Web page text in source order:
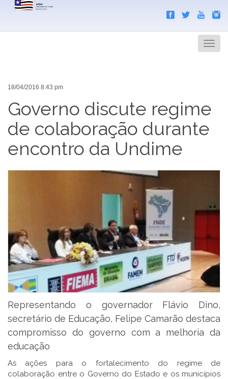
Menu
18/04/2016 8:43 pm
Governo discute regime
de colaboração durante
encontro da Undime
Representando o governador Flávio Dino,
secretário de Educação, Felipe Camarão destaca
compromisso do governo com a melhoria da
educação
As ações para o fortalecimento do regime de
colaboração entre o Governo do Estado e os municípios